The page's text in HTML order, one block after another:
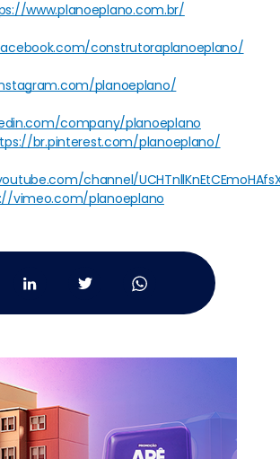
www.planoeplano.com.br/
construtoraplanoeplano/
planoeplano/
company/planoeplano
br.pinterest.com/planoeplano/
channel/
vimeo.com/planoeplano